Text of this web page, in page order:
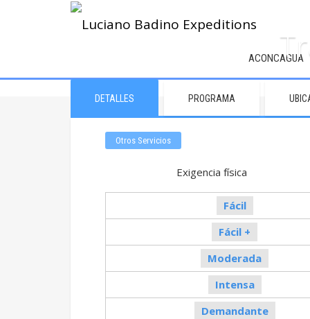
ACONCAGUA
DETALLES PROGRAMA
Otros Servicios
Exigencia
Fácil
Fácil +
Moderada
Intensa
Demandante